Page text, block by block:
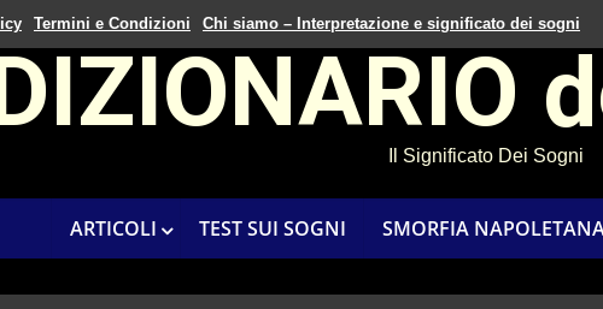
Termini e Condizioni Chi siamo – Interpretazione e significato dei sogni
Il Significato Dei Sogni
ARTICOLI TEST SUI SOGNI SMORFIA